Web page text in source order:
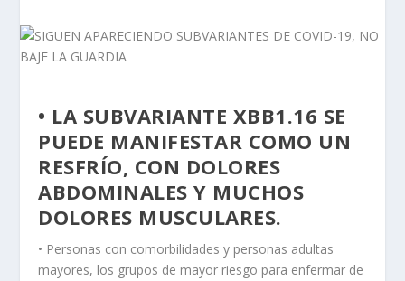
• LA SUBVARIANTE XBB1.16 SE
PUEDE MANIFESTAR COMO UN
RESFRÍO, CON DOLORES
ABDOMINALES Y MUCHOS
DOLORES MUSCULARES.
• Personas con comorbilidades y personas adultas
mayores, los grupos de mayor riesgo para enfermar de